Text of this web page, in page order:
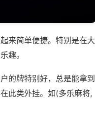
来简单便捷。特别是在大
趣。
的牌特别好，总是能拿到
此类外挂。如(多乐麻将,